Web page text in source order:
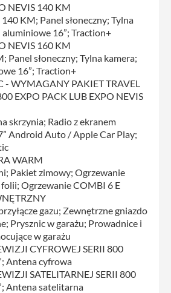
NEVIS 140 KM
KM; Panel słoneczny; Tylna
aluminiowe 16”; Traction+
NEVIS 160 KM
Panel słoneczny; Tylna kamera;
16”; Traction+
- WYMAGANY PAKIET TRAVEL
EXPO PACK LUB EXPO NEVIS
skrzynia; Radio z ekranem
Android Auto / Apple Car Play;
WARM
Pakiet zimowy; Ogrzewanie
folii; Ogrzewanie COMBI 6 E
gazu; Zewnętrzne gniazdo
Prysznic w garażu; Prowadnice i
w garażu
CYFROWEJ SERII 800
Antena cyfrowa
SATELITARNEJ SERII 800
Antena satelitarna